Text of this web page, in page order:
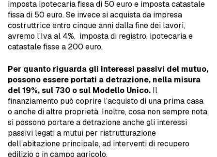
imposta ipotecaria fissa di 50 euro e imposta catastale
fissa di 50 euro. Se invece si acquista da impresa
costruttrice entro cinque anni dalla fine dei lavori,
avremo l’Iva al 4%, imposta di registro, ipotecaria e
catastale fisse a 200 euro.
Per quanto riguarda gli interessi passivi del mutuo,
possono essere portati a detrazione, nella misura
del 19%, sul 730 o sul Modello Unico. Il
finanziamento può coprire l’acquisto di una prima casa
o anche di altre proprietà. Inoltre, cosa non sempre nota,
si possono portare a detrazione anche gli interessi
passivi legati a mutui per ristrutturazione
dell’abitazione principale, ad interventi di recupero
edilizio o in campo agricolo.